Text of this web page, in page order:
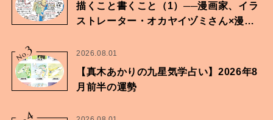
描くこと書くこと（1）──漫画家、イラ
ストレーター・オカヤイヅミさん×漫画
No.3 2026.08.01
【真木あかりの九星気学占い】2026年8
月前半の運勢
4